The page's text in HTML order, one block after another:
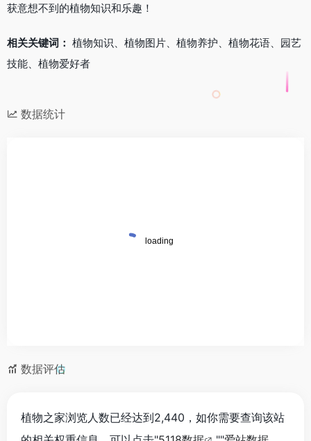
获意想不到的植物知识和乐趣！
相关关键词： 植物知识、植物图片、植物养护、植物花语、园艺
技能、植物爱好者
数据统计
数据评估
植物之家浏览人数已经达到2,440，如你需要查询该站